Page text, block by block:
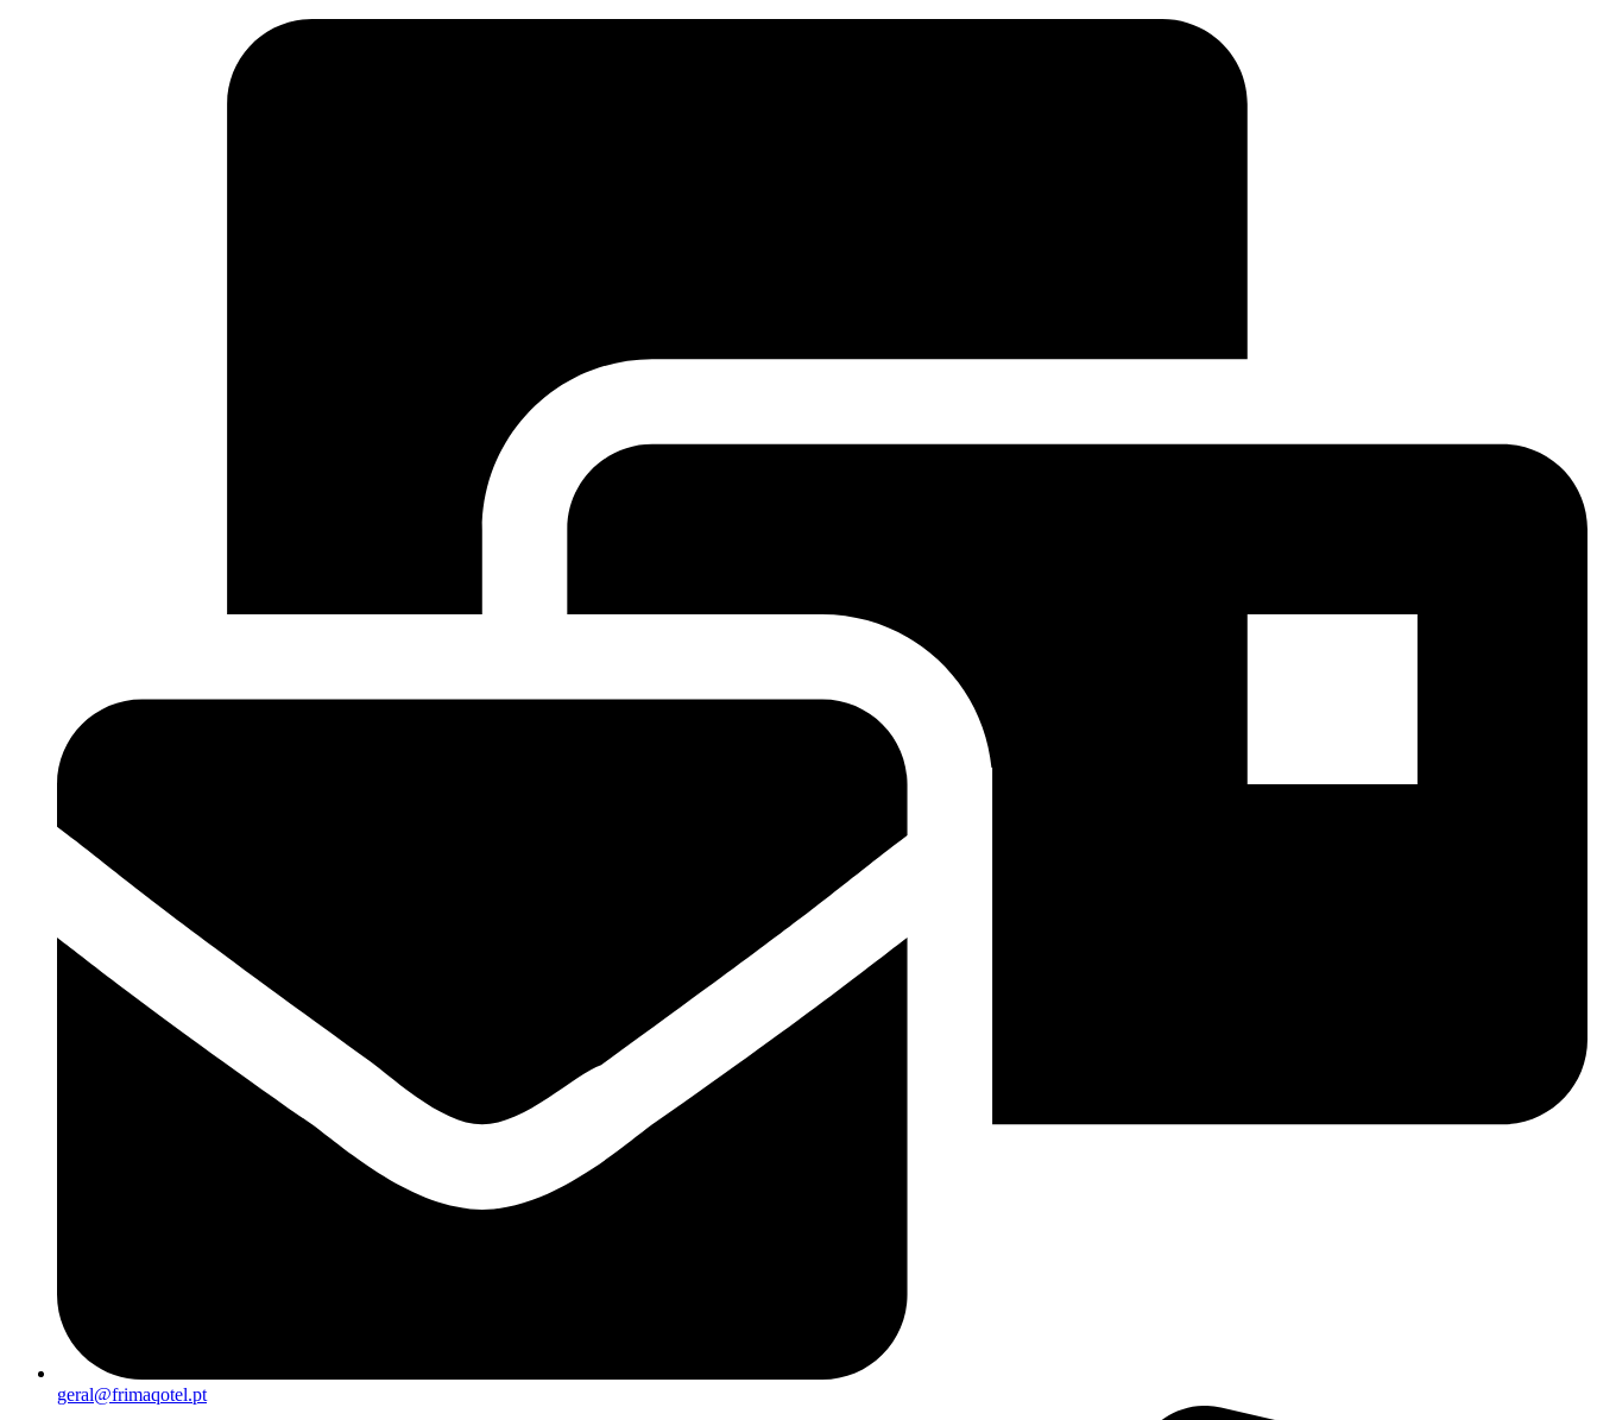
geral@frimaqotel.pt